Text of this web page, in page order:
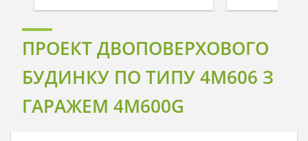
ПРОЕКТ ДВОПОВЕРХОВОГО
БУДИНКУ ПО ТИПУ 4M606 З
ГАРАЖЕМ 4M600G